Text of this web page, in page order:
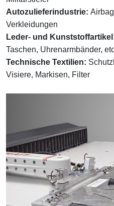
Autozulieferindustrie:
Verkleidungen
Leder- und
Taschen, Uhrenarmbänder,
Technische Textilien:
Visiere, Markisen, Filter